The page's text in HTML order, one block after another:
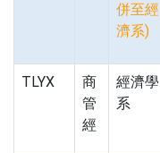
併至經
濟系)
TLYX
商
管
經
經濟學
系